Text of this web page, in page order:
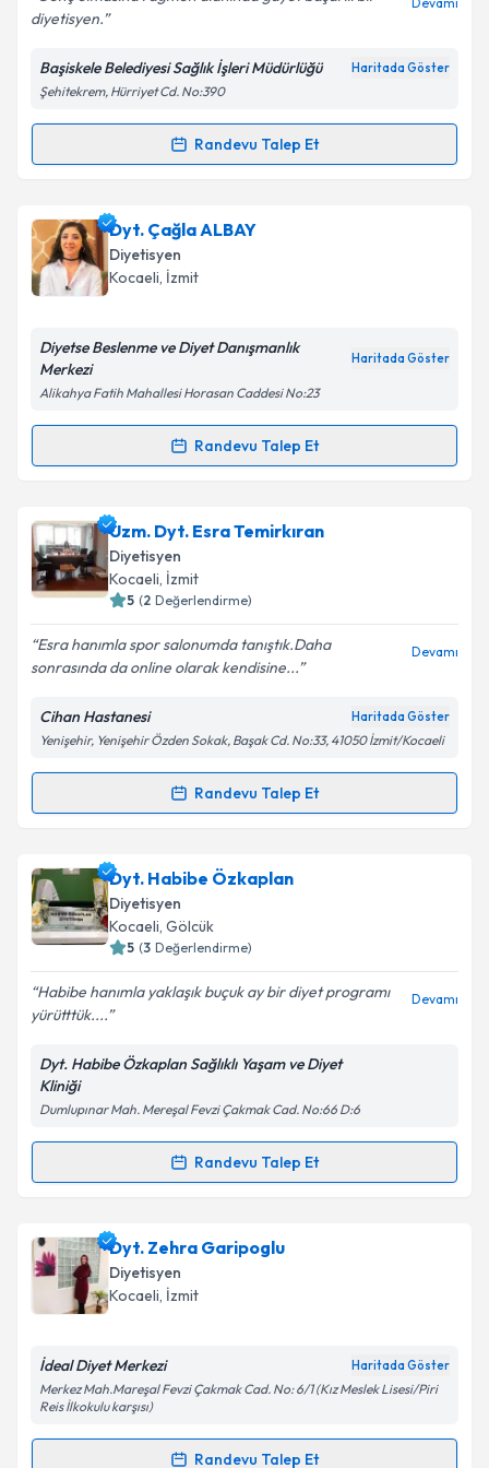
Kişisel verilerimin işlenmesine ilişkin
Aydınlatma
Metni'ni okudum ve kişisel verilerimin belirtilen
kapsamda işlenmesini kabul ediyorum.
diyetisyen.
Başiskele Belediyesi Sağlık İşleri Müdürlüğü Haritada Göster
Şehitekrem, Hürriyet Cd. No:390
Randevu Talep Et
Randevu Takvimi Talebi
Dyt. Fatma Şule Öztürk Kılıç
talebi oluşturun. Size bu uzmandan randevu almanız
için bir takvim hazırlandığında e-posta ile
bilgilendireceğiz.
Kişisel verilerimin işlenmesine ilişkin
Metni'ni okudum ve kişisel verilerimin belirtilen
Takvim Talebini Gönder
Dyt. Çağla ALBAY
Diyetisyen
Kocaeli, İzmit
Diyetse Beslenme ve Diyet Danışmanlık
Merkezi
Haritada Göster
Alikahya Fatih Mahallesi Horasan Caddesi No:23
Randevu Talep Et
Randevu Takvimi Talebi
Dyt. Çağla ALBAYiçin randevu takvimi talebi
oluşturun. Size bu uzmandan randevu almanız için bir
takvim hazırlandığında e-posta ile bilgilendireceğiz.
Kişisel verilerimin işlenmesine ilişkin
Aydınlatma
Metni'ni okudum ve kişisel verilerimin belirtilen
kapsamda işlenmesini kabul ediyorum.
Uzm. Dyt. Esra Temirkıran
Diyetisyen
Kocaeli, İzmit
5 (2 Değerlendirme)
Esra hanımla spor salonumda tanıştık.Daha
sonrasında da online olarak kendisine...
Devamı
Cihan Hastanesi Haritada Göster
Yenişehir, Yenişehir Özden Sokak, Başak Cd. No:33, 41050 İzmit/Kocaeli
Randevu Talep Et
Randevu Takvimi Talebi
Uzm. Dyt. Esra Temirkıraniçin randevu takvimi
talebi oluşturun. Size bu uzmandan randevu almanız
için bir takvim hazırlandığında e-posta ile
bilgilendireceğiz.
E-posta Adresiniz
Metni'ni okudum ve kişisel verilerimin belirtilen
kapsamda işlenmesini kabul ediyorum.
Dyt. Habibe Özkaplan
Diyetisyen
Kocaeli, Gölcük
5 (3 Değerlendirme)
Habibe hanımla yaklaşık buçuk ay bir diyet programı
yürütttük....
Devamı
Dyt. Habibe Özkaplan Sağlıklı Yaşam ve Diyet
Kliniği
Dumlupınar Mah. Mereşal Fevzi Çakmak Cad. No:66 D:6
Randevu Talep Et
Randevu Takvimi Talebi
Dyt. Habibe Özkaplaniçin randevu takvimi talebi
oluşturun. Size bu uzmandan randevu almanız için bir
takvim hazırlandığında e-posta ile bilgilendireceğiz.
Kişisel verilerimin işlenmesine ilişkinAydınlatma
'ni okudum ve kişisel verilerimin belirtilen
Dyt. Zehra Garipoglu
Diyetisyen
Kocaeli, İzmit
İdeal Diyet Merkezi Haritada Göster
Merkez Mah.Mareşal Fevzi Çakmak Cad. No: 6/1 (Kız Meslek Lisesi/Piri
Reis İlkokulu karşısı)
Randevu Talep Et